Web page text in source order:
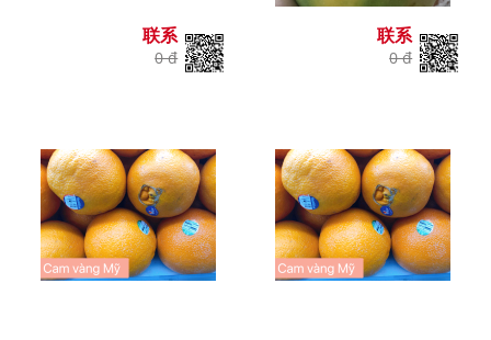
联系
0 đ
联系
0 đ